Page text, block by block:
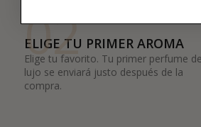
02
ELIGE TU PRIMER AROMA
Elige tu favorito. Tu primer perfume de
lujo se enviará justo después de la
compra.